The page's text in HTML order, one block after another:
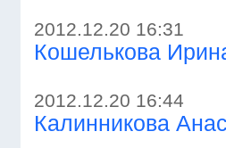
2012.12.20 16:31
Кошелькова
2012.12.20 16:44
Калинникова